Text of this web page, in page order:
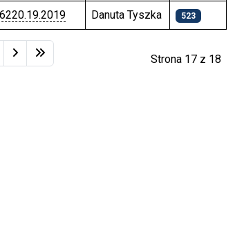
Danuta Tyszka 523
Strona 17 z 18